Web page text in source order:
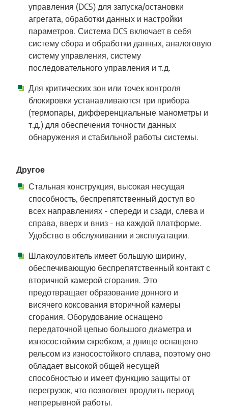
управления (DCS) для запуска/остановки
агрегата, обработки данных и настройки
параметров. Система DCS включает в себя
систему сбора и обработки данных, аналоговую
систему управления, систему
последовательного управления и т.д.
Для критических зон или точек контроля
блокировки устанавливаются три прибора
(термопары, дифференциальные манометры и
т.д.) для обеспечения точности данных
обнаружения и стабильной работы системы.
Другое
Стальная конструкция, высокая несущая
способность, беспрепятственный доступ во
всех направлениях - спереди и сзади, слева и
справа, вверх и вниз - на каждой платформе.
Удобство в обслуживании и эксплуатации.
Шлакоуловитель имеет большую ширину,
обеспечивающую беспрепятственный контакт с
вторичной камерой сгорания. Это
предотвращает образование донного и
висячего коксования вторичной камеры
сгорания. Оборудование оснащено
передаточной цепью большого диаметра и
износостойким скребком, а днище оснащено
рельсом из износостойкого сплава, поэтому оно
обладает высокой общей несущей
способностью и имеет функцию защиты от
перегрузок, что позволяет продлить период
непрерывной работы.